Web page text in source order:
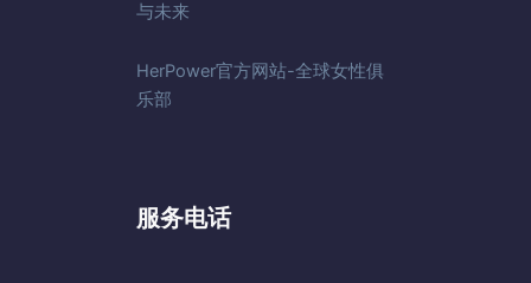
与未来
HerPower官方网站-全球女性俱
乐部
服务电话